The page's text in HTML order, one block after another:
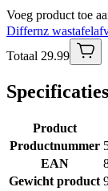
Voeg product toe
Differnz
Totaal 29.99
Specificaties
Product
Productnummer
EAN
Gewicht product